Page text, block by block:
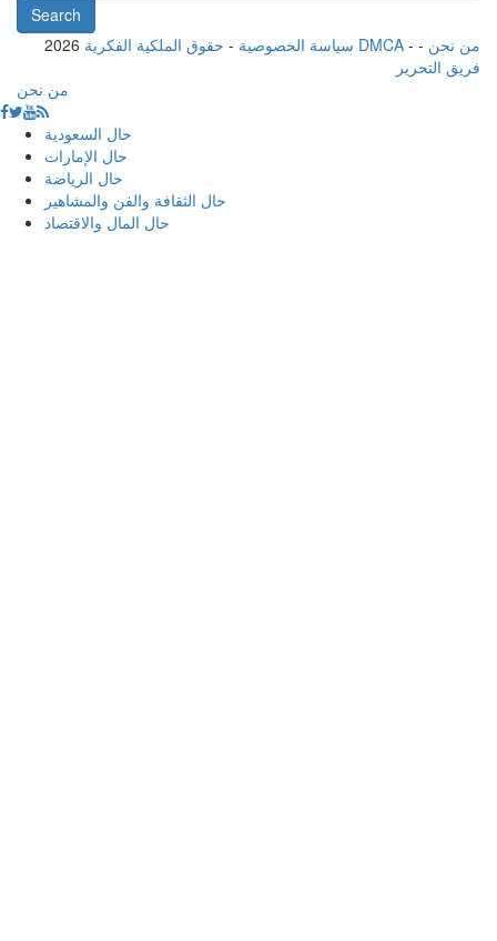
2026 سياسة الخصوصية - حقوق الملكية الفكرية DMCA - من نحن -
فريق التحرير
من نحن
حال السعودية
حال الإمارات
حال الرياضة
حال الثقافة والفن والمشاهير
حال المال والاقتصاد